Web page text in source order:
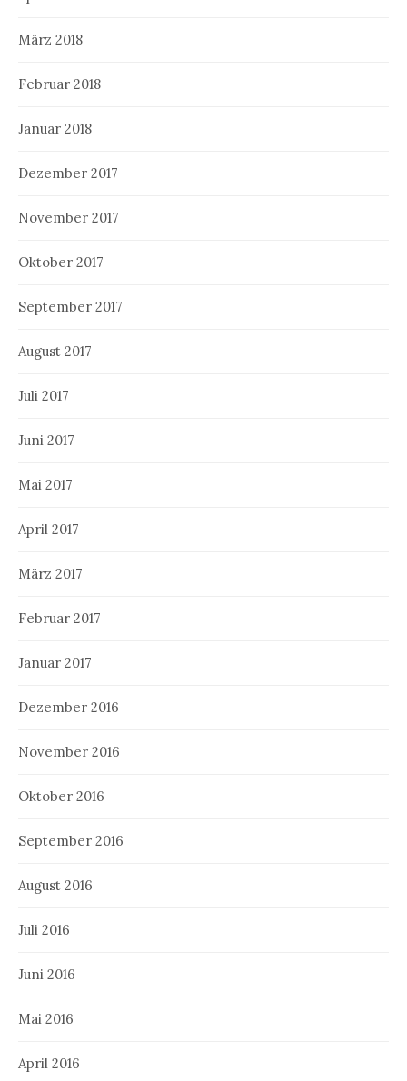
März 2018
Februar 2018
Januar 2018
Dezember 2017
November 2017
Oktober 2017
September 2017
August 2017
Juli 2017
Juni 2017
Mai 2017
April 2017
März 2017
Februar 2017
Januar 2017
Dezember 2016
November 2016
Oktober 2016
September 2016
August 2016
Juli 2016
Juni 2016
Mai 2016
April 2016